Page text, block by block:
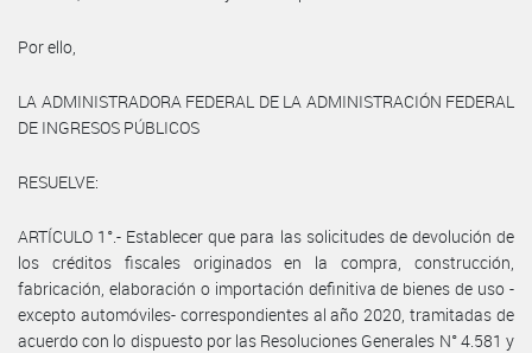
Por ello,
LA ADMINISTRADORA FEDERAL DE LA ADMINISTRACIÓN FEDERAL
DE INGRESOS PÚBLICOS
RESUELVE:
ARTÍCULO 1°.- Establecer que para las solicitudes de devolución de
los créditos fiscales originados en la compra, construcción,
fabricación, elaboración o importación definitiva de bienes de uso -
excepto automóviles- correspondientes al año 2020, tramitadas de
acuerdo con lo dispuesto por las Resoluciones Generales N° 4.581 y